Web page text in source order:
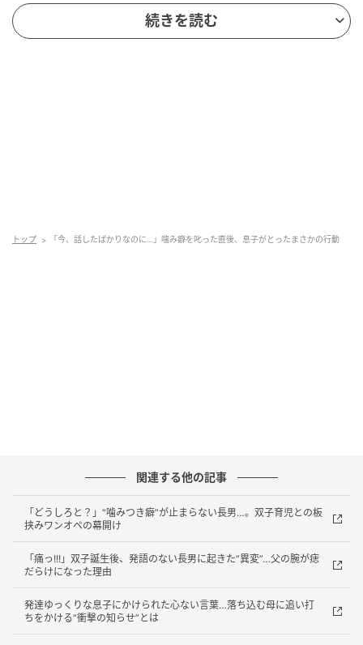
続きを読む
トップ 「今、話したばかりなのに…」噛み癖を叱った直後、息子がとったまさかの行動
関連する他の記事
「どうしろと？」“噛みつき癖”が止まらない長男…。双子育児との板
挟みワンオペの幕開け
「痛っ!!!」双子誕生後、発語のない長男に起きた“異変”…父の腕が痣
だらけになった理由
発達ゆっくりな息子にかけられた心ない言葉…落ち込む母に追い打
ちをかける“衝撃の知らせ”とは